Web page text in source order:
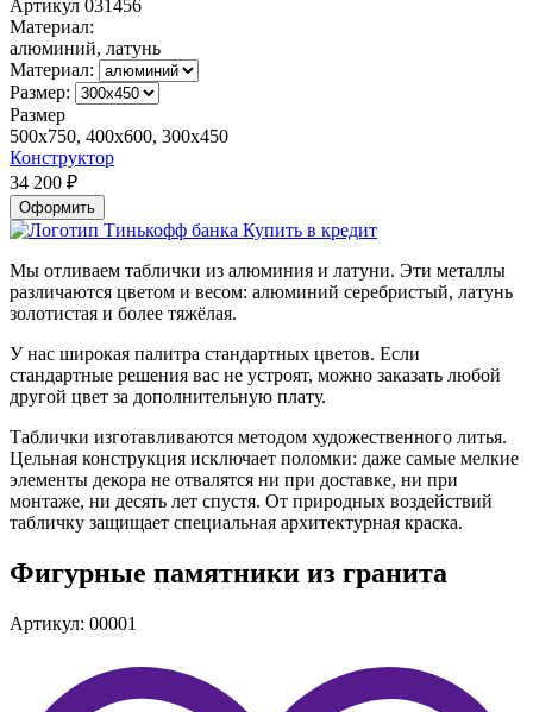
Артикул 031456
Материал:
алюминий, латунь
Материал:
Размер:
Размер
500x750, 400x600, 300x450
Конструктор
34 200 ₽
Оформить
Купить в кредит
Мы отливаем таблички из алюминия и латуни. Эти металлы
различаются цветом и весом: алюминий серебристый, латунь
золотистая и более тяжёлая.
У нас широкая палитра стандартных цветов. Если
стандартные решения вас не устроят, можно заказать любой
другой цвет за дополнительную плату.
Таблички изготавливаются методом художественного литья.
Цельная конструкция исключает поломки: даже самые мелкие
элементы декора не отвалятся ни при доставке, ни при
монтаже, ни десять лет спустя. От природных воздействий
табличку защищает специальная архитектурная краска.
Фигурные памятники из гранита
Артикул: 00001